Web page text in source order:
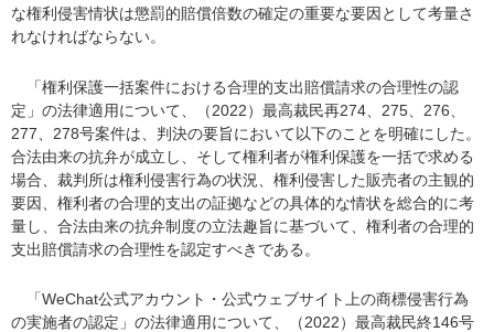
な権利侵害情状は懲罰的賠償倍数の確定の重要な要因として考量さ
れなければならない。
「権利保護一括案件における合理的支出賠償請求の合理性の認
定」の法律適用について、（2022）最高裁民再274、275、276、
277、278号案件は、判決の要旨において以下のことを明確にした。
合法由来の抗弁が成立し、そして権利者が権利保護を一括で求める
場合、裁判所は権利侵害行為の状況、権利侵害した販売者の主観的
要因、権利者の合理的支出の証拠などの具体的な情状を総合的に考
量し、合法由来の抗弁制度の立法趣旨に基づいて、権利者の合理的
支出賠償請求の合理性を認定すべきである。
「WeChat公式アカウント・公式ウェブサイト上の商標侵害行為
の実施者の認定」の法律適用について、（2022）最高裁民終146号